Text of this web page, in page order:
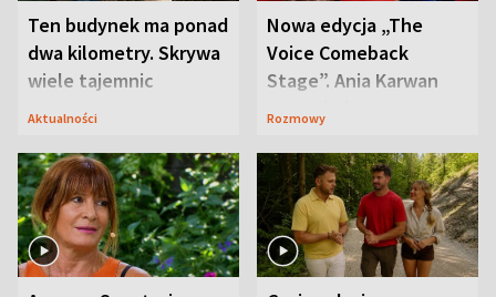
Ten budynek ma ponad
dwa kilometry. Skrywa
wiele tajemnic
Aktualności
Nowa edycja „The
Voice Comeback
Stage”. Ania Karwan
zapowiada
Rozmowy